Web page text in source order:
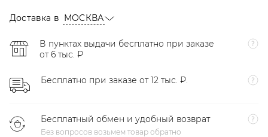
Доставка в МОСКВА
В пунктах выдачи бесплатно при заказе
от 6 тыс. ₽
Бесплатно при заказе от 12 тыс. ₽.
Бесплатный обмен и удобный возврат
Без вопросов возьмем товар обратно